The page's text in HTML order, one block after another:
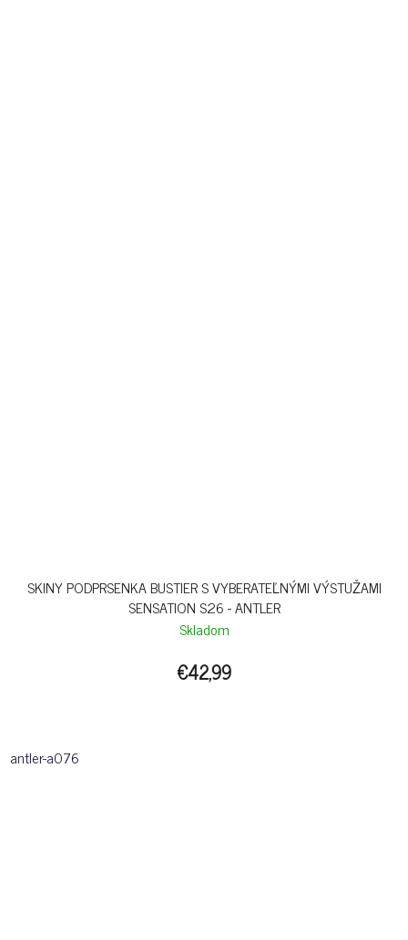
SKINY PODPRSENKA BUSTIER S VYBERATEĽNÝMI VÝSTUŽAMI
SENSATION S26 - ANTLER
Skladom
€42,99
antler-a076